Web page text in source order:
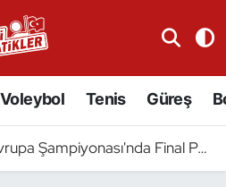
Voleybol Tenis Güreş
Şampiyonası'nda Final Peşinde